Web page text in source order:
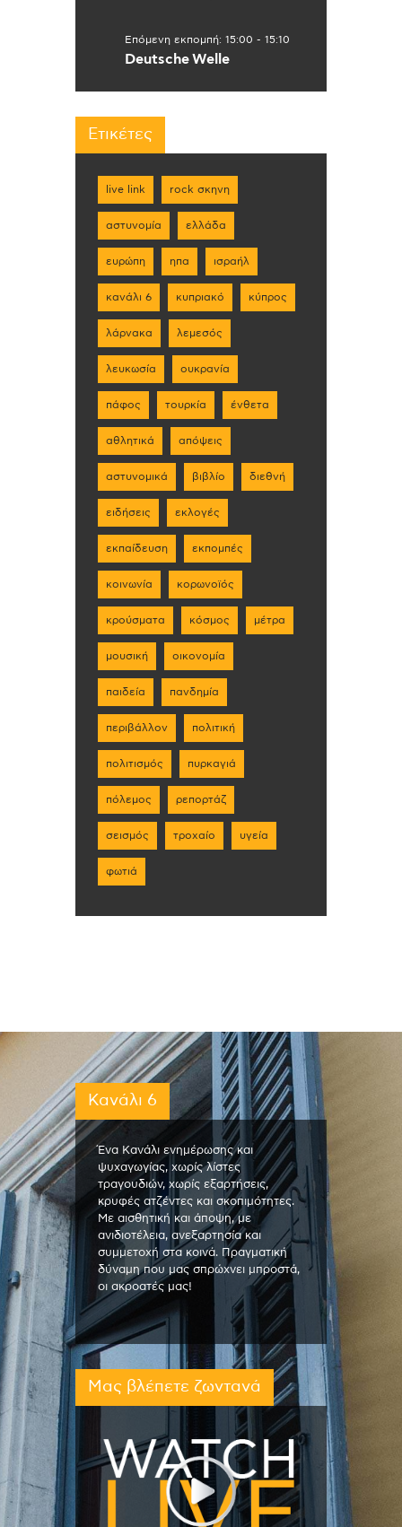
Επόμενη εκπομπή: 15:00 - 15:10
Deutsche Welle
Ετικέτες
live link rock σκηνη
αστυνομία ελλάδα
ευρώπη ηπα ισραήλ
κανάλι 6 κυπριακό κύπρος
λάρνακα λεμεσός
λευκωσία ουκρανία
πάφος τουρκία ένθετα
αθλητικά απόψεις
αστυνομικά βιβλίο διεθνή
ειδήσεις εκλογές
εκπαίδευση εκπομπές
κοινωνία κορωνοϊός
κρούσματα κόσμος μέτρα
μουσική οικονομία
παιδεία πανδημία
περιβάλλον πολιτική
πολιτισμός πυρκαγιά
πόλεμος ρεπορτάζ
σεισμός τροχαίο υγεία
φωτιά
Κανάλι 6
Ένα Κανάλι ενημέρωσης και
ψυχαγωγίας, χωρίς λίστες
τραγουδιών, χωρίς εξαρτήσεις,
κρυφές ατζέντες και σκοπιμότητες.
Με αισθητική και άποψη, με
ανιδιοτέλεια, ανεξαρτησία και
συμμετοχή στα κοινά. Πραγματική
δύναμη που μας σπρώχνει μπροστά,
οι ακροατές μας!
Μας βλέπετε ζωντανά